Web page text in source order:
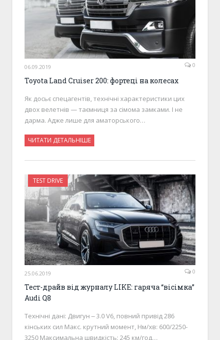
06.09.2019 0
Toyota Land Cruiser 200: фортеці на колесах
Як досьє спецагентів, технічні характеристики цих
двох велетнів — таємниця за сімома замками. І не
дарма. Адже лише для аматорського…
ЧИТАТИ ДЕТАЛЬНІШЕ
TEST DRIVE
25.06.2019 0
Тест-драйв від журналу LIKE: гаряча “вісімка”
Audi Q8
Технічні дані: Двигун ‒ 3.0 V6, повний привід 286
кінських сил Макс. крутний момент, Нм/хв: 600/2250-
3250 Максимальна швидкість: 245 км/год…